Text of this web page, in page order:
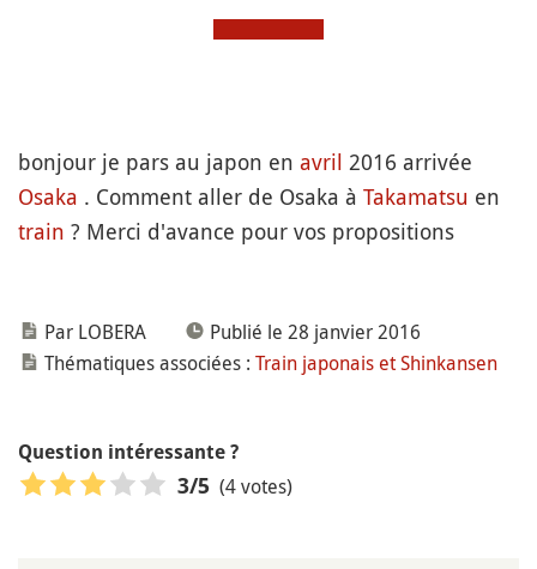
bonjour je pars au japon en avril 2016 arrivée
Osaka . Comment aller de Osaka à Takamatsu en
train ? Merci d'avance pour vos propositions
Par LOBERA
Publié le 28 janvier 2016
Thématiques associées : Train japonais et Shinkansen
Question intéressante ?
3/5 (4 votes)